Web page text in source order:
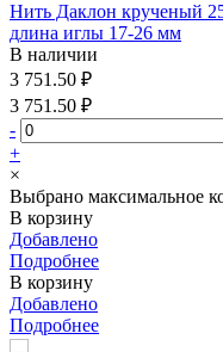
Нить Даклон крученый
длина иглы 17-26 мм
В наличии
3 751.50 ₽
3 751.50 ₽
-
+
×
Выбрано максимальное
В корзину
Добавлено
Подробнее
В корзину
Добавлено
Подробнее